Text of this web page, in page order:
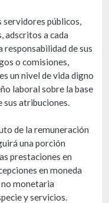
públicos,
adscritos a cada
responsabilidad de sus
o comisiones,
un nivel de vida digno
laboral sobre la base
sus atribuciones.
de la remuneración
una porción
prestaciones en
en moneda
no monetaria
y servicios.